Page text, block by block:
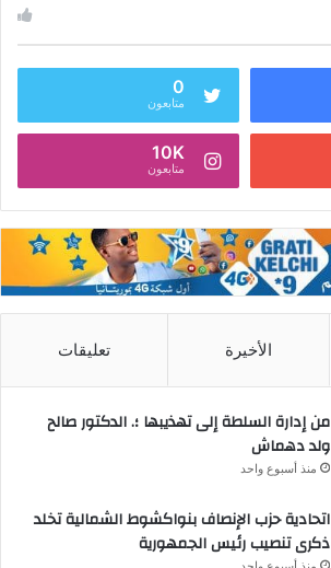
0
متابعون
10K
متابعون
الأخيرة تعليقات
من إدارة السلطة إلى تهذيبها ؛. الدكتور صالح
ولد دهماش
منذ أسبوع واحد
اتحادية حزب الإنصاف بنواكشوط الشمالية تخلد
ذكرى تنصيب رئيس الجمهورية